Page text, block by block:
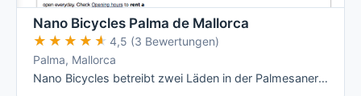
Nano Bicycles Palma de Mallorca
★★★★★
★★★★★ 4,5 (3 Bewertungen)
Palma, Mallorca
Nano Bicycles betreibt zwei Läden in der Palmesaner Altstadt, keine 5 Gehminuten auseinander: Shop 1 in der Carrer de la Mar für Rennräder …